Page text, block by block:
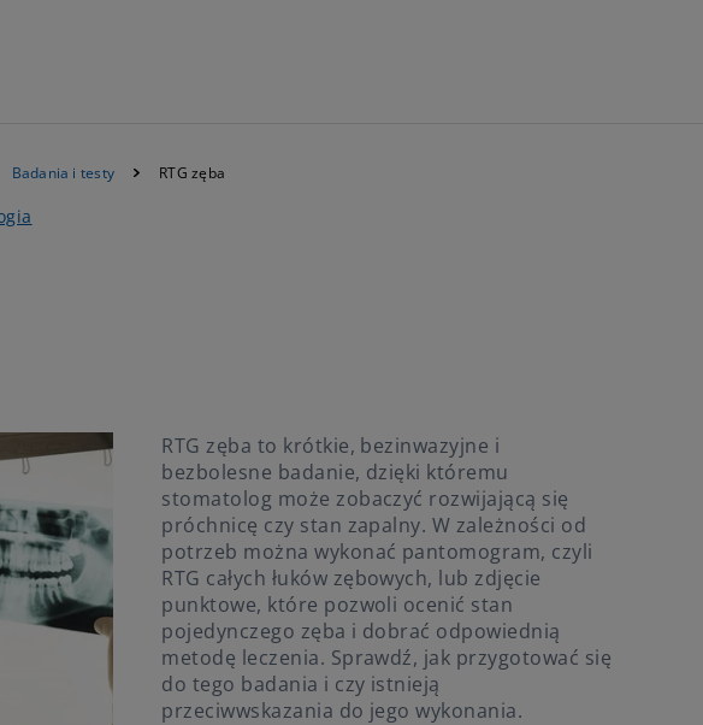
Badania i testy RTG zęba
RTG zęba to krótkie, bezinwazyjne i
bezbolesne badanie, dzięki któremu
stomatolog może zobaczyć rozwijającą się
próchnicę czy stan zapalny. W zależności od
potrzeb można wykonać pantomogram, czyli
RTG całych łuków zębowych, lub zdjęcie
punktowe, które pozwoli ocenić stan
pojedynczego zęba i dobrać odpowiednią
metodę leczenia. Sprawdź, jak przygotować się
do tego badania i czy istnieją
przeciwwskazania do jego wykonania.